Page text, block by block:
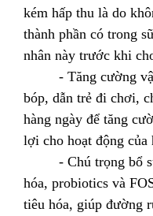
kém hấp thu là do
thành phần có trong
nhân này trước khi
- Tăng cường vận
bóp, dẫn trẻ đi chơi,
hàng ngày để tăng
lợi cho hoạt động của
- Chú trọng bổ
hóa, probiotics và
tiêu hóa, giúp đường